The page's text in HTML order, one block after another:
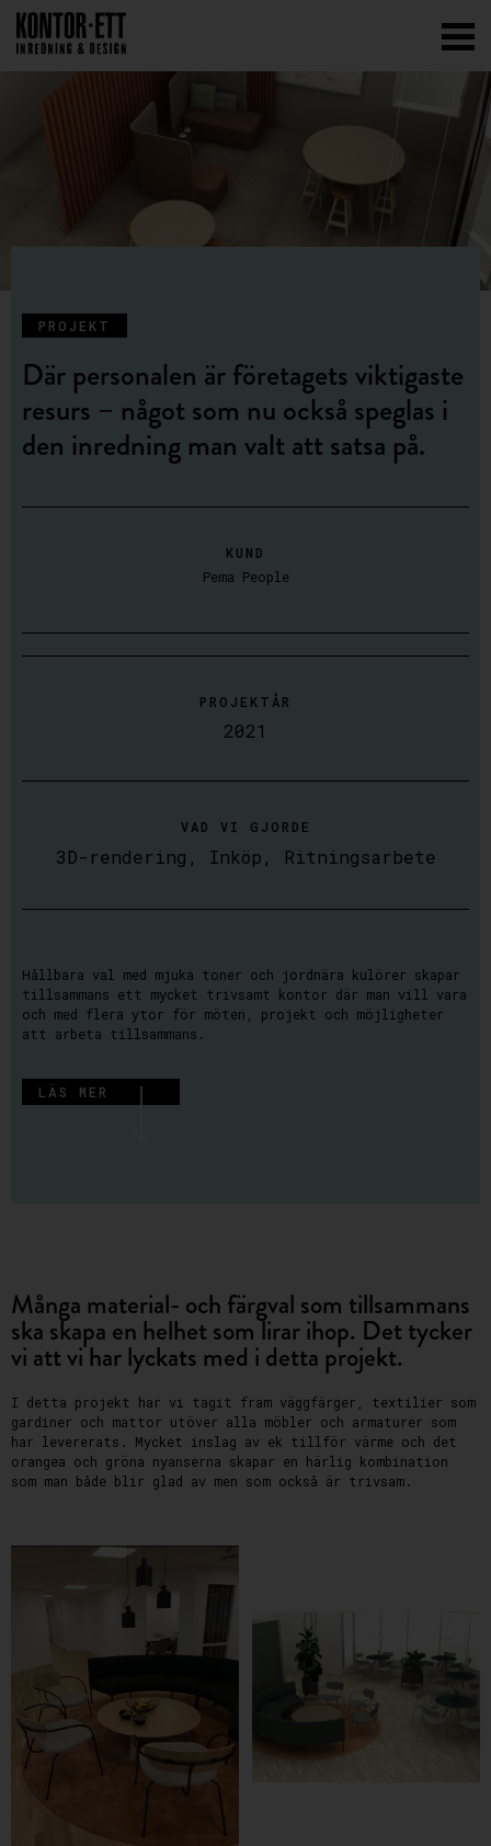
PROJEKT
Där personalen är företagets viktigaste
resurs – något som nu också speglas i
den inredning man valt att satsa på.
KUND
Pema People
PROJEKTÅR
2021
VAD VI GJORDE
3D-rendering , Inköp , Ritningsarbete
Hållbara val med mjuka toner och jordnära kulörer skapar
tillsammans ett mycket trivsamt kontor där man vill vara
och med flera ytor för möten, projekt och möjligheter
att arbeta tillsammans.
LÄS MER
Många material- och färgval som tillsammans
ska skapa en helhet som lirar ihop. Det tycker
vi att vi har lyckats med i detta projekt.
I detta projekt har vi tagit fram väggfärger, textilier som
gardiner och mattor utöver alla möbler och armaturer som
har levererats. Mycket inslag av ek tillför värme och det
orangea och gröna nyanserna skapar en härlig kombination
som man både blir glad av men som också är trivsam.